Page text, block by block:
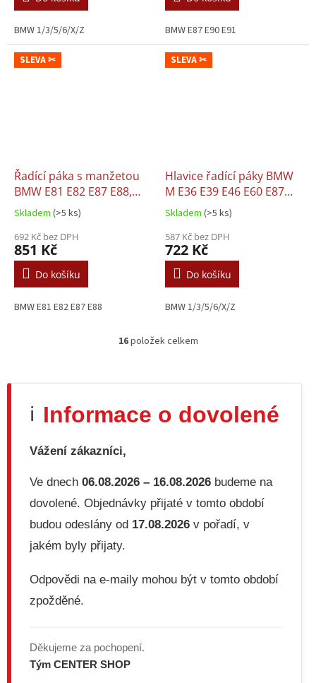
BMW 1/3/5/6/X/Z BMW E87 E90 E91
SLEVA ✂
Řadící páka s manžetou
BMW E81 E82 E87 E88,
6st.
Skladem (>5 ks)
692 Kč bez DPH
851 Kč
Do košíku
BMW E81 E82 E87 E88
SLEVA ✂
Hlavice řadící páky BMW
M E36 E39 E46 E60 E87
E90 X5, 5st.
Skladem (>5 ks)
587 Kč bez DPH
722 Kč
Do košíku
BMW 1/3/5/6/X/Z
O
á
a
c
v
k
y
v
s
u
16položek celkem
ℹ️ Informace o dovolené
Vážení zákazníci,
Ve dnech 06.08.2026 – 16.08.2026 budeme na
dovolené. Objednávky přijaté v tomto období
budou odeslány od 17.08.2026 v pořadí, v
jakém byly přijaty.
Odpovědi na e-maily mohou být v tomto období
zpožděné.
Děkujeme za pochopení.
Tým CENTER SHOP